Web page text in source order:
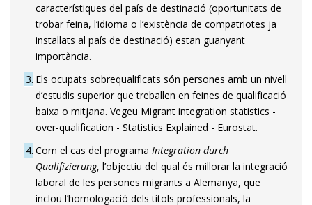
característiques del país de destinació (oportunitats de
trobar feina, l’idioma o l’existència de compatriotes ja
instal·lats al país de destinació) estan guanyant
importància.
3 Els ocupats sobrequalificats són persones amb un nivell
d’estudis superior que treballen en feines de qualificació
baixa o mitjana. Vegeu Migrant integration statistics -
over-qualification - Statistics Explained - Eurostat.
4 Com el cas del programa Integration durch
Qualifizierung, l’objectiu del qual és millorar la integració
laboral de les persones migrants a Alema­nya, que
inclou l’homologació dels títols professionals, la